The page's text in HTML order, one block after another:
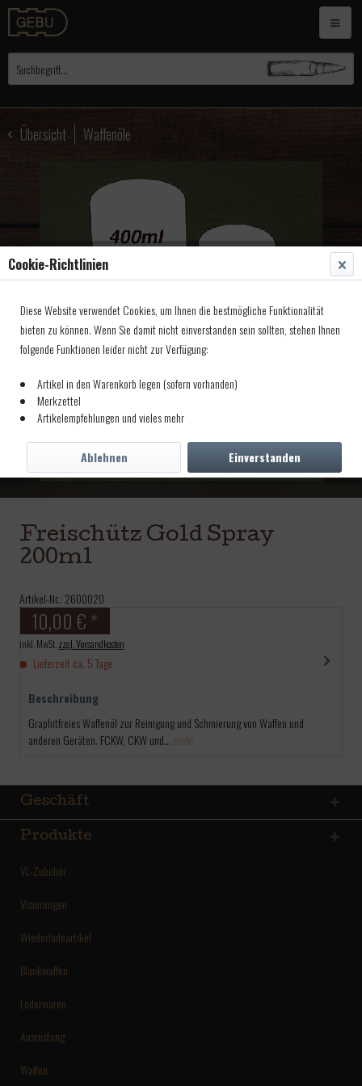
Übersicht Waffenöle
Freischütz Gold Spray
200ml
Artikel-Nr.: 2600020
10,00 € *
inkl. MwSt. zzgl. Versandkosten
Lieferzeit ca. 5 Tage
Beschreibung
Graphitfreies Waffenöl zur Reinigung und Schmierung von Waffen und
anderen Geräten. FCKW, CKW und... mehr
Geschäft
Produkte
VL-Zubehör
Visierungen
Wiederladeartikel
Blankwaffen
Lederwaren
Ausrüstung
Waffen
Cookie-Richtlinien
Diese Website verwendet Cookies, um Ihnen die bestmögliche Funktionalität
bieten zu können. Wenn Sie damit nicht einverstanden sein sollten, stehen Ihnen
folgende Funktionen leider nicht zur Verfügung:
Artikel in den Warenkorb legen (sofern vorhanden)
Merkzettel
Artikelempfehlungen und vieles mehr
Einverstanden
Ablehnen